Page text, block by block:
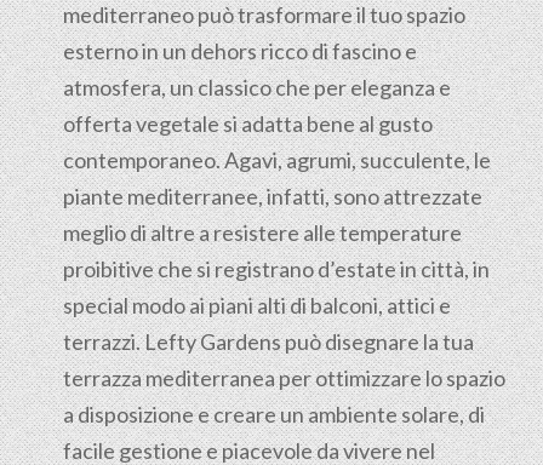
mediterraneo può trasformare il tuo spazio
esterno in un dehors ricco di fascino e
atmosfera, un classico che per eleganza e
offerta vegetale si adatta bene al gusto
contemporaneo. Agavi, agrumi, succulente, le
piante mediterranee, infatti, sono attrezzate
meglio di altre a resistere alle temperature
proibitive che si registrano d’estate in città, in
special modo ai piani alti di balconi, attici e
terrazzi. Lefty Gardens può disegnare la tua
terrazza mediterranea per ottimizzare lo spazio
a disposizione e creare un ambiente solare, di
facile gestione e piacevole da vivere nel